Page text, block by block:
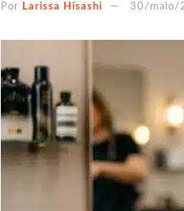
Por Larissa Hisashi 30/maio/